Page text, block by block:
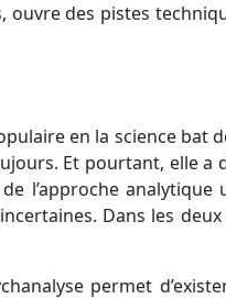
des pistes
en la science bat
Et pourtant, elle a
l’approche analytique
Dans les deux
permet